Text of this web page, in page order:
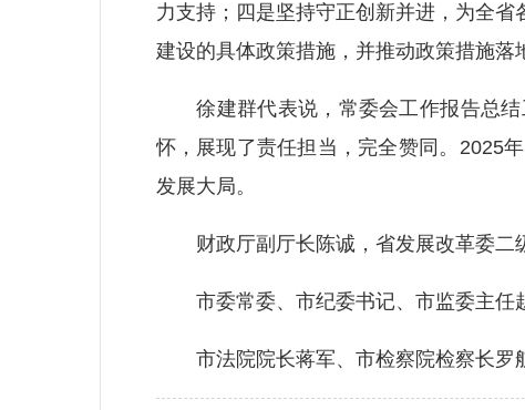
力支持；四是坚持守正创新并进，为全
建设的具体政策措施，并推动政策措施落
徐建群代表说，常委会工作报告总结
怀，展现了责任担当，完全赞同。2025
发展大局。
财政厅副厅长陈诚，省发展改革委二级
市委常委、市纪委书记、市监委主任赵
市法院院长蒋军、市检察院检察长罗航